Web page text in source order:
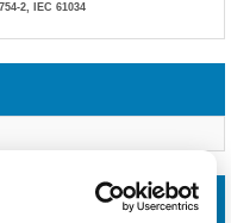
2, IEC 61034